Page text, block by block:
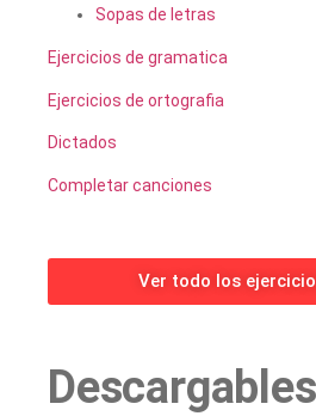
Sopas de letras
Ejercicios de gramatica
Ejercicios de ortografia
Dictados
Completar canciones
Ver todo los
Descargables